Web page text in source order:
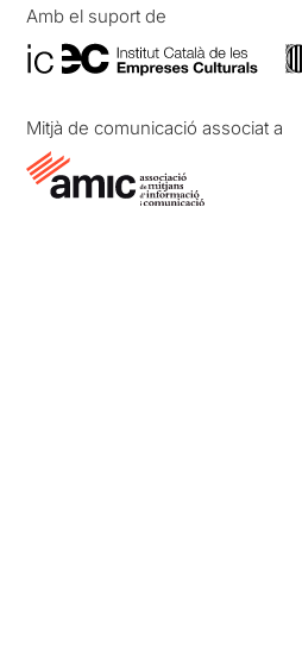
Amb el suport de
Mitjà de comunicació associat a